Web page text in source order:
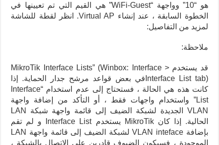
هو “10” وواجهة “WiFi-Guest” هي القيم التي تم تعيينها في
الخطوة السابقة ، عند إنشاء Virtual AP. انظر لقطة للشاشة
لمزيد من التفاصيل:
ملاحظة:
قد يستخدم MikroTik Interface Lists” (Winbox: Interface >
Interface List tab)في بعض قواعد مرشح جدار الحماية. إذا
كانت هذه هي الحالة ، فستحتاج إلى عدم استخدام “Interface
List” واستخدام واجهات فقط ، أو التأكد من إضافة واجهة
VLAN الجديدة لشبكة الضيف إلى قائمة واجهة شبكة LAN
الحالية. إذا كان MikroTik يستخدم Interface List و لم تقم
بإضافة VLAN inteface لشبكة الضيف إلى قائمة واجهة LAN
الموجودة ، فسيكون الضيوف قادرين على الاتصال بالشبكة ،